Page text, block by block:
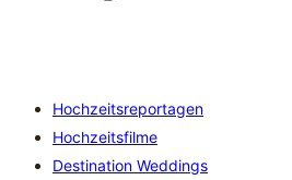
Hochzeitsreportagen
Hochzeitsfilme
Destination Weddings